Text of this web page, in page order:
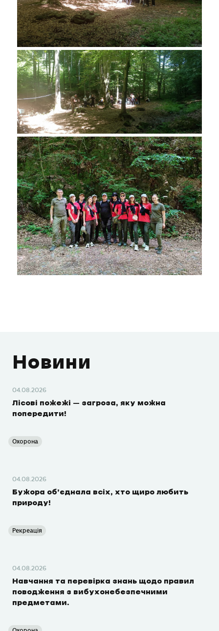
Новини
04.08.2026
Лісові пожежі – загроза, яку можна
попередити!
Охорона
04.08.2026
Бужора об’єднала всіх, хто щиро любить
природу!
Рекреація
04.08.2026
Навчання та перевірка знань щодо правил
поводження з вибухонебезпечними
предметами.